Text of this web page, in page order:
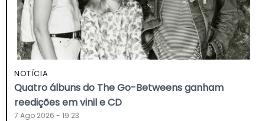
NOTÍCIA
Quatro álbuns do The Go-Betweens ganham
reedições em vinil e CD
7 Ago 2026 - 19:23